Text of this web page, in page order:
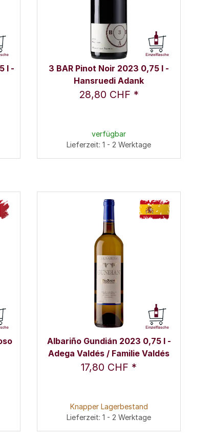
l -
3 BAR Pinot Noir 2023 0,75 l -
Hansruedi Adank
28,80 CHF *
verfügbar
Lieferzeit: 1 - 2 Werktage
Albariño Gundián 2023 0,75 l -
Adega Valdés / Familie Valdés
17,80 CHF *
Knapper Lagerbestand
Lieferzeit: 1 - 2 Werktage